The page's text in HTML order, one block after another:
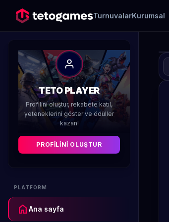
TurnuvalarKurumsal
TETO PLAYER
Profilini oluştur, rekabete katıl,
yeteneklerini göster ve ödüller
kazan!
PROFILINI OLUŞTUR
PLATFORM
home Ana sayfa